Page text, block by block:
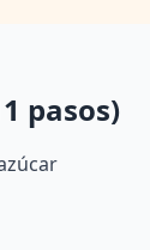
pasos)